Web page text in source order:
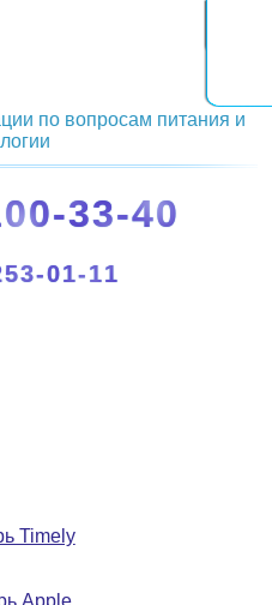
по вопросам питания и
33-40
01-11
Timely
Apple